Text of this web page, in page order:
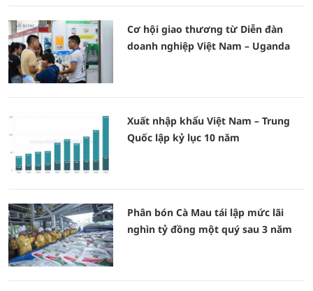
Cơ hội giao thương từ Diễn đàn
doanh nghiệp Việt Nam – Uganda
Xuất nhập khẩu Việt Nam – Trung
Quốc lập kỷ lục 10 năm
Phân bón Cà Mau tái lập mức lãi
nghìn tỷ đồng một quý sau 3 năm